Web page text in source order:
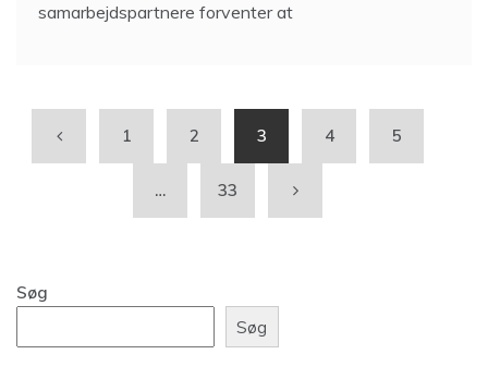
samarbejdspartnere forventer at
1 2 3 4 5
… 33
Søg
Søg